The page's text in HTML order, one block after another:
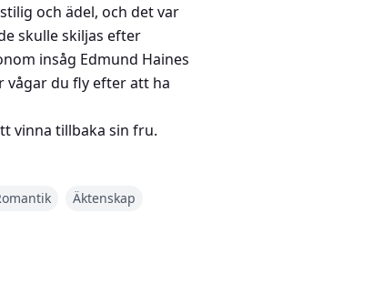
och ädel, och det var
skulle skiljas efter
insåg Edmund Haines
vågar du fly efter att ha
vinna tillbaka sin fru.
Äktenskap